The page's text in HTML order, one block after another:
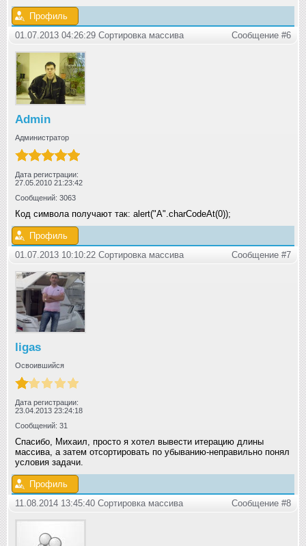
Профиль
01.07.2013 04:26:29 Сортировка массива
Сообщение #6
Admin
Администратор
Дата регистрации:
27.05.2010 21:23:42
Сообщений: 3063
Код символа получают так: alert("A".charCodeAt(0));
Профиль
01.07.2013 10:10:22 Сортировка массива
Сообщение #7
ligas
Освоившийся
Дата регистрации:
23.04.2013 23:24:18
Сообщений: 31
Спасибо, Михаил, просто я хотел вывести итерацию длины
массива, а затем отсортировать по убыванию-неправильно понял
условия задачи.
Профиль
11.08.2014 13:45:40 Сортировка массива
Сообщение #8